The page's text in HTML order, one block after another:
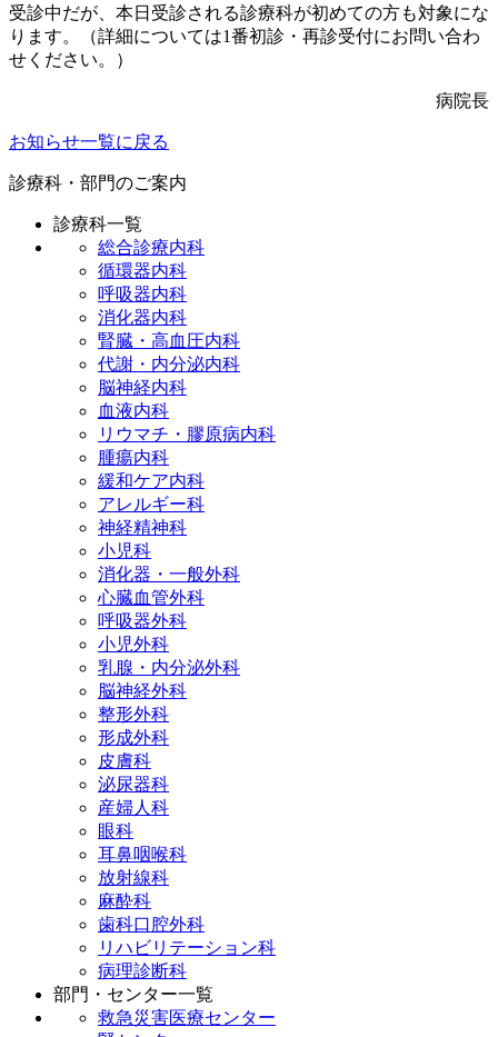
受診中だが、本日受診される診療科が初めての方も対象にな
ります。（詳細については1番初診・再診受付にお問い合わ
せください。）
病院長
お知らせ一覧に戻る
診療科・部門のご案内
診療科一覧
総合診療内科
循環器内科
呼吸器内科
消化器内科
腎臓・高血圧内科
代謝・内分泌内科
脳神経内科
血液内科
リウマチ・膠原病内科
腫瘍内科
緩和ケア内科
アレルギー科
神経精神科
小児科
消化器・一般外科
心臓血管外科
呼吸器外科
小児外科
乳腺・内分泌外科
脳神経外科
整形外科
形成外科
皮膚科
泌尿器科
産婦人科
眼科
耳鼻咽喉科
放射線科
麻酔科
歯科口腔外科
リハビリテーション科
病理診断科
部門・センター一覧
救急災害医療センター